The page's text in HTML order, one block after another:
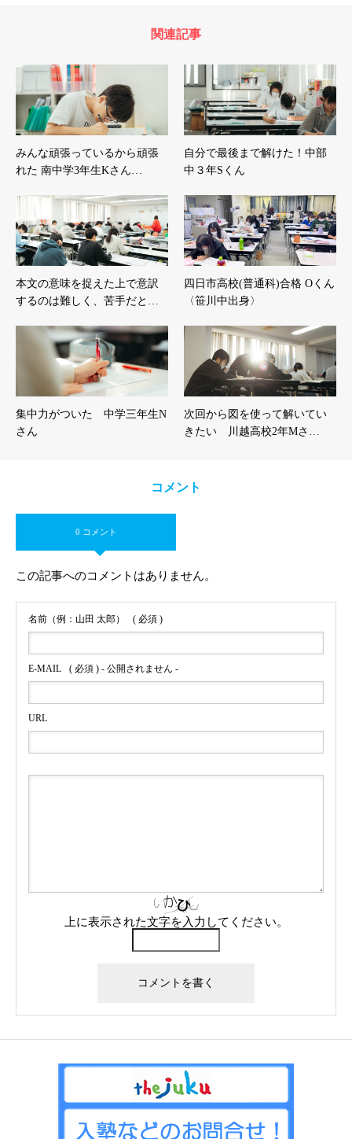
関連記事
みんな頑張っているから頑張
れた 南中学3年生Kさん…
自分で最後まで解けた！中部
中３年Sくん
本文の意味を捉えた上で意訳
するのは難しく、苦手だと…
四日市高校(普通科)合格 Oくん
〈笹川中出身〉
集中力がついた 中学三年生N
さん
次回から図を使って解いてい
きたい 川越高校2年Mさ…
コメント
0 コメント
この記事へのコメントはありません。
名前（例：山田 太郎） ( 必須 )
E-MAIL ( 必須 ) - 公開されません -
URL
上に表示された文字を入力してください。